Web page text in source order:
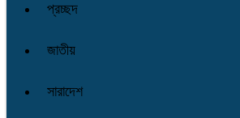
প্রচ্ছদ
জাতীয়
সারাদেশ